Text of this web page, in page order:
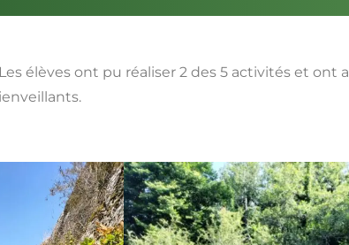
élèves ont pu réaliser 2 des 5 activités et